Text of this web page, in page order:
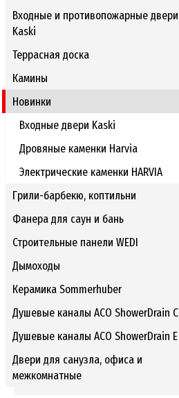
Входные и противопожарные двери
Kaski
Террасная доска
Камины
Новинки
Входные двери Kaski
Дровяные каменки Harvia
Электрические каменки HARVIA
Грили-барбекю, коптильни
Фанера для саун и бань
Строительные панели WEDI
Дымоходы
Керамика Sommerhuber
Душевые каналы ACO ShowerDrain C
Душевые каналы ACO ShowerDrain E
Двери для санузла, офиса и
межкомнатные